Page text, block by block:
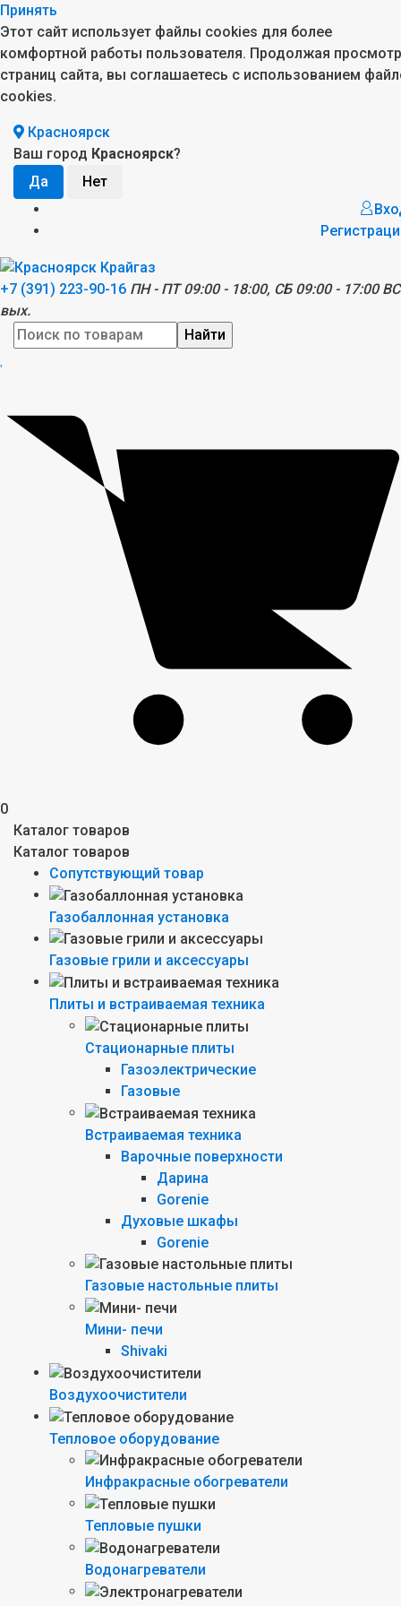
Принять
Этот сайт использует файлы cookies для более
комфортной работы пользователя. Продолжая просмотр
страниц сайта, вы соглашаетесь с использованием
cookies.
Красноярск
Ваш город Красноярск?
+7 (391) 223-90-16 ПН - ПТ 09:00 - 18:00, СБ 09:00 - 17:00
вых.
Найти
0
Каталог товаров
Каталог товаров
Сопутствующий товар
Газобаллонная установка
Газовые грили и аксессуары
Плиты и встраиваемая техника
Стационарные плиты
Газоэлектрические
Газовые
Встраиваемая техника
Варочные поверхности
Дарина
Gorenie
Духовые шкафы
Gorenie
Газовые настольные плиты
Мини- печи
Shivaki
Воздухоочистители
Тепловое оборудование
Инфракрасные обогреватели
Тепловые пушки
Водонагреватели